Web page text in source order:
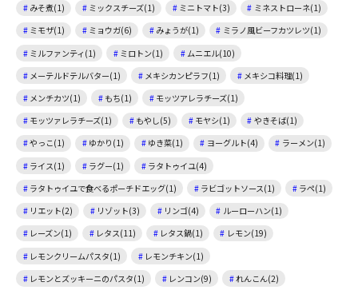
みそ煮(1)
ミックスチーズ(1) ミニトマト(3)
ミネストローネ(1)
ミモザ(1)
ミョウガ(6) みょうが(1)
ミラノ風ビーフカツレツ(1)
ミルファンティ(1)
ミロトン(1)
ムニエル(10)
メーテルドテルバター(1)
メキシカンピラフ(1)
メキシコ料理(1)
メンチカツ(1)
もち(1)
モッツアレラチーズ(1)
モッツァレラチーズ(1)
もやし(5) モヤシ(1)
やきそば(1)
やっこ(1)
ゆかり(1) ゆき菜(1) ヨーグルト(4)
ラーメン(1)
ライス(1)
ラグー(1)
ラタトゥイユ(4)
ラタトゥイユで食べるポーチドエッグ(1)
ラビゴットソース(1)
ラペ(1)
リエット(2)
リゾット(3) リンゴ(4)
ルーローハン(1)
レーズン(1)
レタス(11) レタス鍋(1)
レモン(19)
レモンクリームパスタ(1)
レモンチキン(1)
レモンとズッキーニのパスタ(1)
レンコン(9)
れんこん(2)